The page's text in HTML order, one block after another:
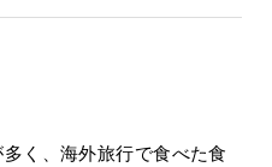
く、海外旅行で食べた食